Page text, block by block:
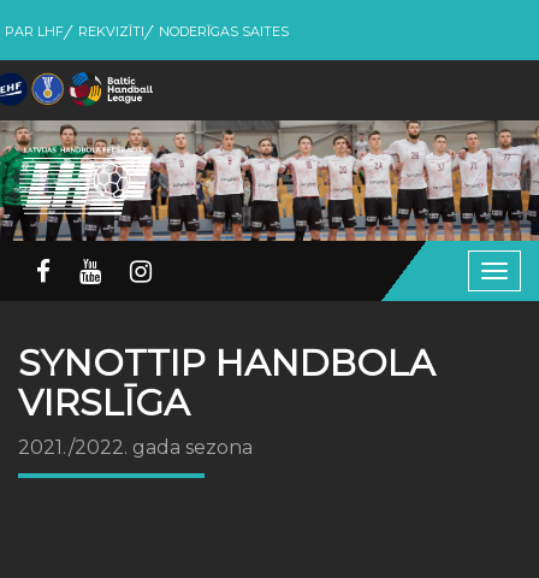
PAR LHF REKVIZĪTI NODERĪGAS SAITES
SYNOTTIP HANDBOLA
VIRSLĪGA
2021./2022. gada sezona